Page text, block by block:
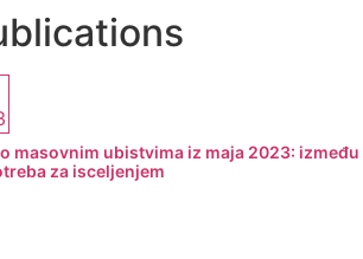
masovnim ubistvima iz maja 2023: između
za isceljenjem